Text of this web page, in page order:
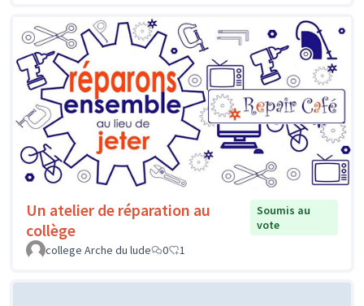
Un atelier de réparation au
collège
Soumis au
vote
college Arche du lude
0 1